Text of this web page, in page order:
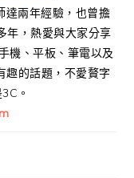
達兩年經驗，也曾擔
年，熱愛與大家分享
機、平板、筆電以及
趣的話題，不愛贅字
。